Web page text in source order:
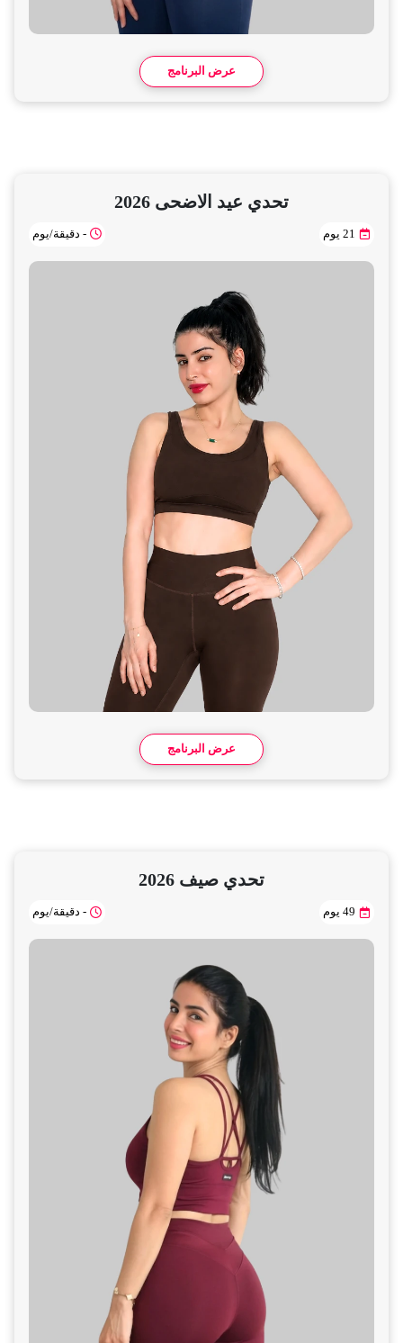
عرض البرنامج
تحدي عيد الاضحى 2026
21 يوم - دقيقة/يوم
عرض البرنامج
تحدي صيف 2026
49 يوم - دقيقة/يوم